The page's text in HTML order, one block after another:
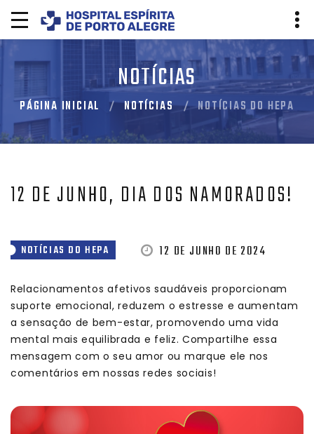
NOTÍCIAS
PÁGINA INICIAL NOTÍCIAS NOTÍCIAS DO HEPA
12 DE JUNHO, DIA DOS NAMORADOS!
NOTÍCIAS DO HEPA 12 DE JUNHO DE 2024
Relacionamentos afetivos saudáveis proporcionam
suporte emocional, reduzem o estresse e aumentam
a sensação de bem-estar, promovendo uma vida
mental mais equilibrada e feliz. Compartilhe essa
mensagem com o seu amor ou marque ele nos
comentários em nossas redes sociais!